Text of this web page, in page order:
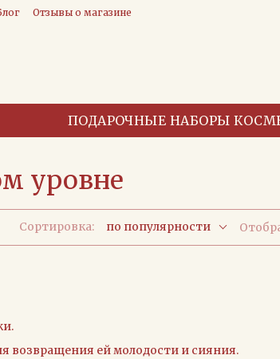
Отзывы о магазине
ПОДАРОЧНЫЕ НАБОРЫ
уровне
Сортировка: по популярности
возвращения ей молодости и сияния.